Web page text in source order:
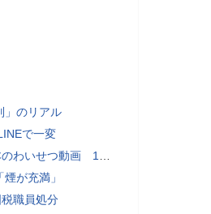
」のリアル
で一変
か 54歳男を再逮捕 「薬もありますよ」とSNSで誘い出し
が充満」
職員処分